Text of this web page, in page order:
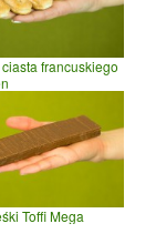
francuskiego
Toffi Mega